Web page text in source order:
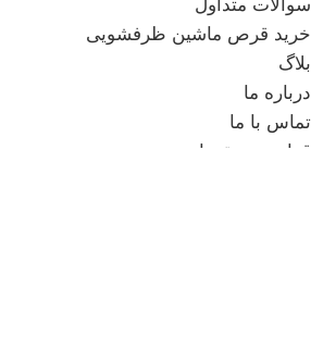
سوالات متداول
خرید قرص ماشین ظرفشویی
بلاگ
درباره ما
تماس با ما
قوانین و مقررات